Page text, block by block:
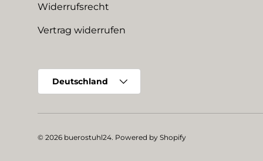
Widerrufsrecht
Vertrag widerrufen
Deutschland
© 2026 buerostuhl24. Powered by Shopify